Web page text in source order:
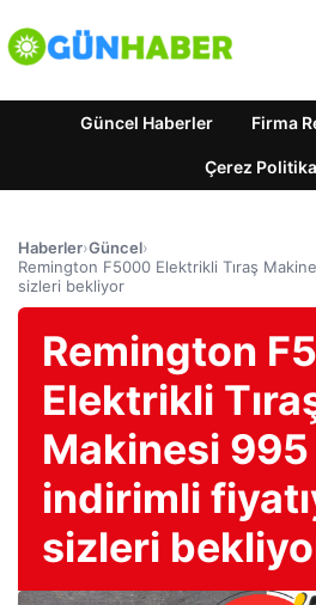
Güncel Haberler Firma
Çerez
Haberler›Güncel›
Remington F5000 Elektrikli Tıraş
sizleri bekliyor
Remington
Elektrikli
Makinesi 995
indirimli
sizleri